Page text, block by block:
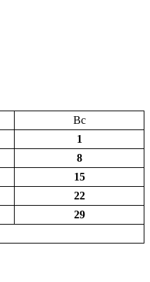
Вс
1
8
15
22
29